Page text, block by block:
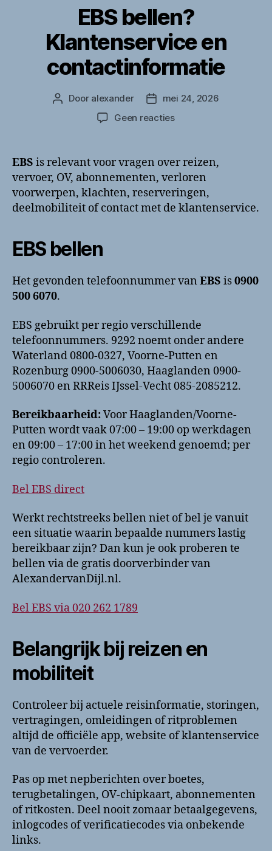
EBS bellen?
Klantenservice en
contactinformatie
Berichtauteur
Door alexander Berichtdatum
mei 24, 2026
Geen reactiesop
Klantenservice
en
contactinformatie
EBS is relevant voor vragen over reizen,
vervoer, OV, abonnementen, verloren
voorwerpen, klachten, reserveringen,
deelmobiliteit of contact met de klantenservice.
EBS bellen
Het gevonden telefoonnummer van EBS is0900
500 6070.
EBS gebruikt per regio verschillende
telefoonnummers. 9292 noemt onder andere
Waterland 0800-0327, Voorne-Putten en
Rozenburg 0900-5006030, Haaglanden 0900-
5006070 en RRReis IJssel-Vecht 085-2085212.
Bereikbaarheid:Voor Haaglanden/Voorne-
Putten wordt vaak 07:00 – 19:00 op werkdagen
en 09:00 – 17:00 in het weekend genoemd; per
regio controleren.
Bel EBS direct
Werkt rechtstreeks bellen niet of bel je vanuit
een situatie waarin bepaalde nummers lastig
bereikbaar zijn? Dan kun je ook proberen te
bellen via de gratis doorverbinder van
AlexandervanDijl.nl.
Bel EBS via 020 262 1789
Belangrijk bij reizen en
mobiliteit
Controleer bij actuele reisinformatie, storingen,
vertragingen, omleidingen of ritproblemen
altijd de officiële app, website of klantenservice
van de vervoerder.
Pas op met nepberichten over boetes,
terugbetalingen, OV-chipkaart, abonnementen
of ritkosten. Deel nooit zomaar betaalgegevens,
inlogcodes of verificatiecodes via onbekende
links.